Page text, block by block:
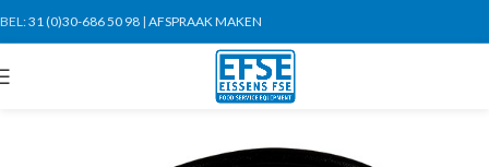
BEL:31 (0)30-686 50 98 | AFSPRAAK MAKEN